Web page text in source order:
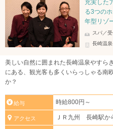
充実した
る3つの
年型リゾ
スパ／
長崎温
美しい自然に囲まれた長崎温泉やすら
にある、観光客も多くいらっしゃる南
か？
給与 時給800円～
アクセス ＪＲ九州 長崎駅か